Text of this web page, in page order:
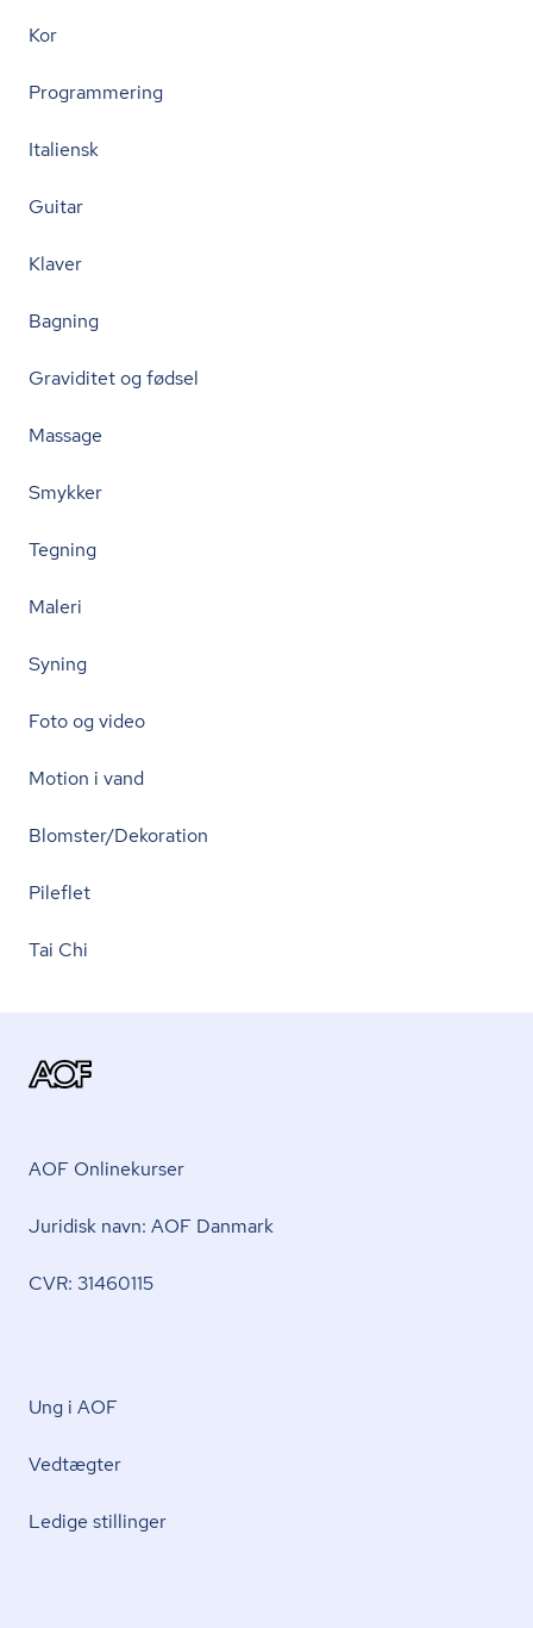
Kor
Programmering
Italiensk
Guitar
Klaver
Bagning
Graviditet og fødsel
Massage
Smykker
Tegning
Maleri
Syning
Foto og video
Motion i vand
Blomster/Dekoration
Pileflet
Tai Chi
AOF Onlinekurser
Juridisk navn: AOF Danmark
CVR: 31460115
Ung i AOF
Vedtægter
Ledige stillinger